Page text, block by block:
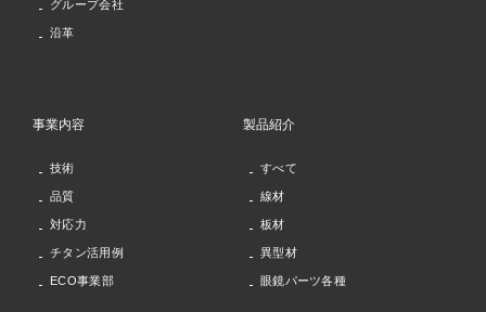
グループ会社
沿革
事業内容
技術
品質
対応力
チタン活用例
ECO事業部
製品紹介
すべて
線材
板材
異型材
眼鏡パーツ各種